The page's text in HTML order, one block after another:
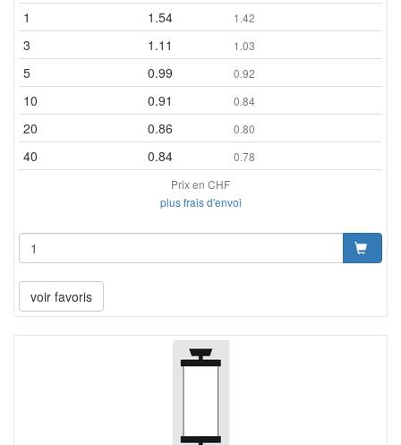
1 1.54 1.42
3 1.11 1.03
5 0.99 0.92
10 0.91 0.84
20 0.86 0.80
40 0.84
0.78
Prix en CHF
plus frais d'envoi
voir favoris